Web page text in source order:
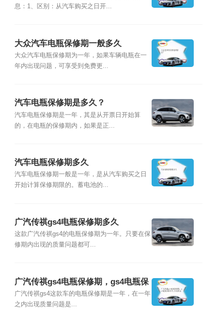
息：1、区别：从汽车购买之日开...
大众汽车电瓶保修期一般多久
大众汽车电瓶保修期为一年，如果车辆电瓶在一
年内出现问题，可享受到免费更...
汽车电瓶保修期是多久？
汽车电瓶保修期是一年，其是从开票日开始算
的，在电瓶的保修期内，如果是正...
汽车电瓶保修期多久
汽车电瓶保修期一般是一年，是从汽车购买之日
开始计算保修期限的。蓄电池的...
广汽传祺gs4电瓶保修期多久
这款广汽传祺gs4的电瓶保修期为一年。只要在保
修期内出现的质量问题都可...
广汽传祺gs4电瓶保修期，gs4电瓶保
修多久/多长时间
广汽传祺gs4这款车的电瓶保修期是一年，在一年
之内出现质量问题是...